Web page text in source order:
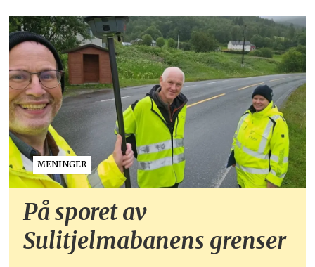
MENINGER
På sporet av
Sulitjelmabanens grenser